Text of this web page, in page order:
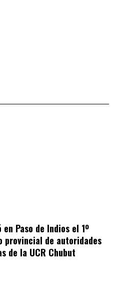
en Paso de Indios el 1º
provincial de autoridades
de la UCR Chubut